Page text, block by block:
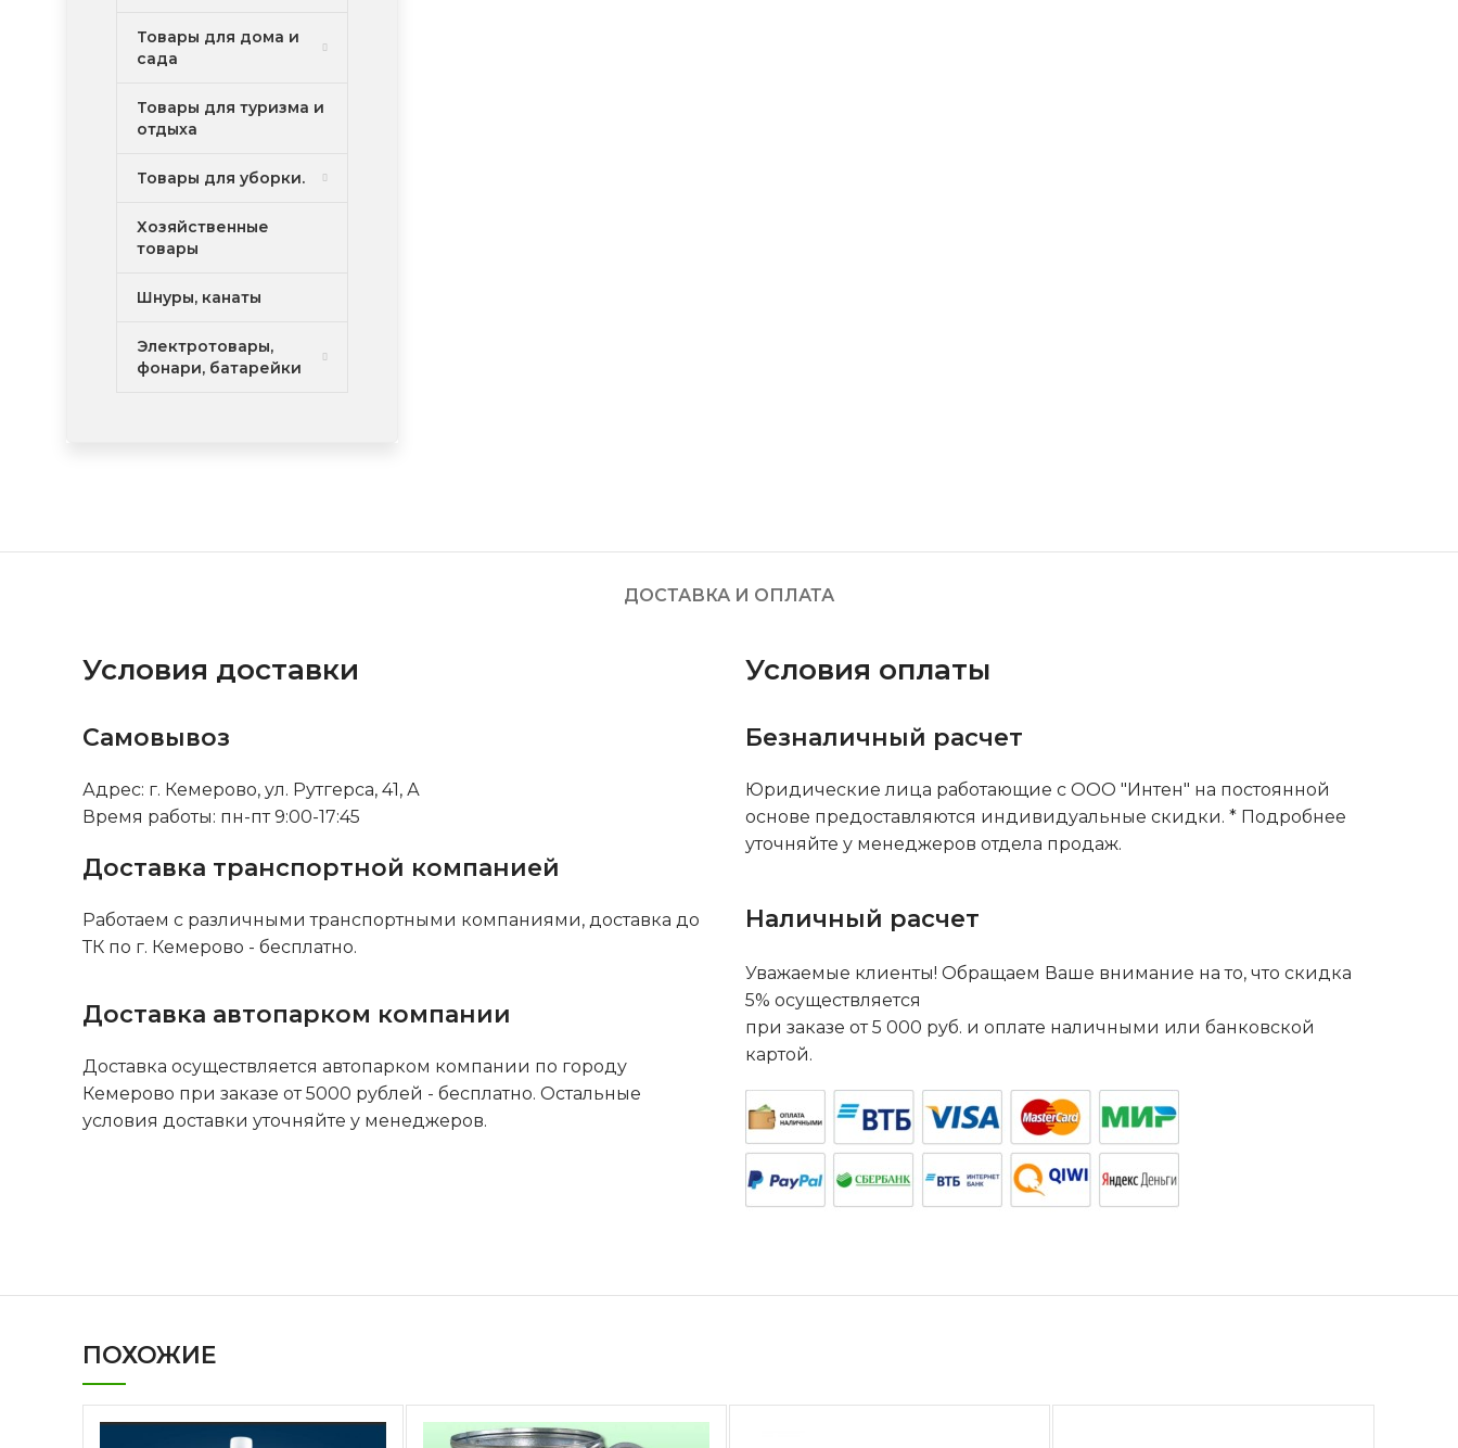
Товары для дома и
сада
Товары для туризма и
отдыха
Товары для уборки.
Хозяйственные
товары
Шнуры, канаты
Электротовары,
фонари, батарейки
ДОСТАВКА И ОПЛАТА
Условия доставки
Самовывоз
Адрес: г. Кемерово, ул. Рутгерса, 41, А
Время работы: пн-пт 9:00-17:45
Доставка транспортной компанией
Работаем с различными транспортными компаниями, доставка до
ТК по г. Кемерово - бесплатно.
Доставка автопарком компании
Доставка осуществляется автопарком компании по городу
Кемерово при заказе от 5000 рублей - бесплатно. Остальные
условия доставки уточняйте у менеджеров.
Условия оплаты
Безналичный расчет
Юридические лица работающие с ООО "Интен" на постоянной
основе предоставляются индивидуальные скидки. * Подробнее
уточняйте у менеджеров отдела продаж.
Наличный расчет
Уважаемые клиенты! Обращаем Ваше внимание на то, что скидка
5% осуществляется
при заказе от 5 000 руб. и оплате наличными или банковской
картой.
ПОХОЖИЕ